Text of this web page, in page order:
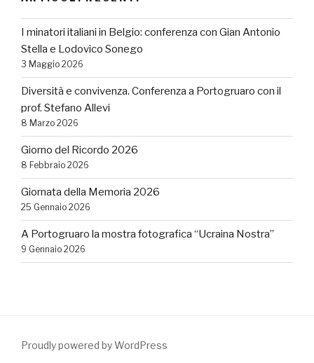
I minatori italiani in Belgio: conferenza con Gian Antonio
Stella e Lodovico Sonego
3 Maggio 2026
Diversità e convivenza. Conferenza a Portogruaro con il
prof. Stefano Allevi
8 Marzo 2026
Giorno del Ricordo 2026
8 Febbraio 2026
Giornata della Memoria 2026
25 Gennaio 2026
A Portogruaro la mostra fotografica “Ucraina Nostra”
9 Gennaio 2026
Proudly powered by WordPress